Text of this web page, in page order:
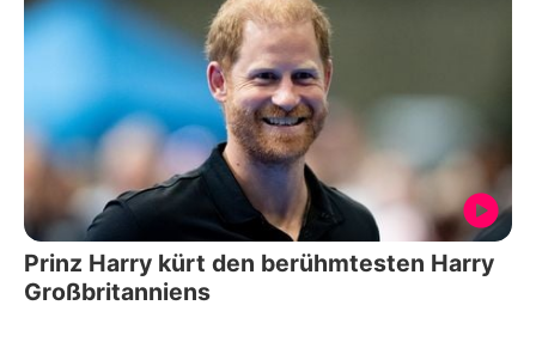
Prinz Harry kürt den berühmtesten Harry
Großbritanniens